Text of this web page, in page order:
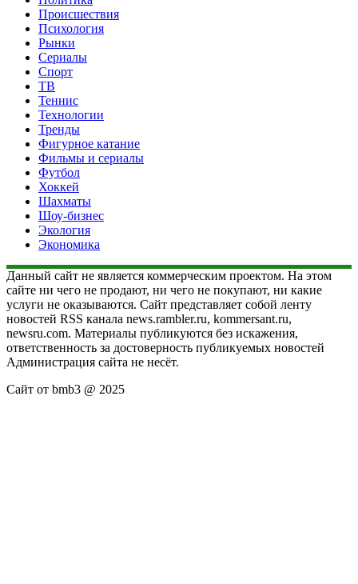
Происшествия
Психология
Рынки
Сериалы
Спорт
ТВ
Теннис
Технологии
Тренды
Фигурное катание
Фильмы и сериалы
Футбол
Хоккей
Шахматы
Шоу-бизнес
Экология
Экономика
Данный сайт не является коммерческим проектом. На этом
сайте ни чего не продают, ни чего не покупают, ни какие
услуги не оказываются. Сайт представляет собой ленту
новостей RSS канала news.rambler.ru, kommersant.ru,
newsru.com. Материалы публикуются без искажения,
ответственность за достоверность публикуемых новостей
Администрация сайта не несёт.
Сайт от bmb3 @ 2025